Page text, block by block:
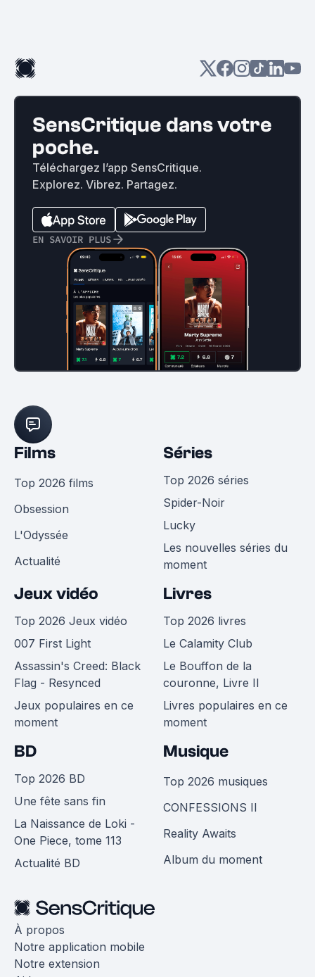
SensCritique dans votre
poche.
Téléchargez l’app SensCritique.
Explorez. Vibrez. Partagez.
EN SAVOIR PLUS
Films
Top 2026 films
Obsession
L'Odyssée
Actualité
Séries
Top 2026 séries
Spider-Noir
Lucky
Les nouvelles séries du
moment
Jeux vidéo
Top 2026 Jeux vidéo
007 First Light
Assassin's Creed: Black
Flag - Resynced
Jeux populaires en ce
moment
Livres
Top 2026 livres
Le Calamity Club
Le Bouffon de la
couronne, Livre II
Livres populaires en ce
moment
BD
Top 2026 BD
Une fête sans fin
La Naissance de Loki -
One Piece, tome 113
Actualité BD
Musique
Top 2026 musiques
CONFESSIONS II
Reality Awaits
Album du moment
À propos
Notre application mobile
Notre extension